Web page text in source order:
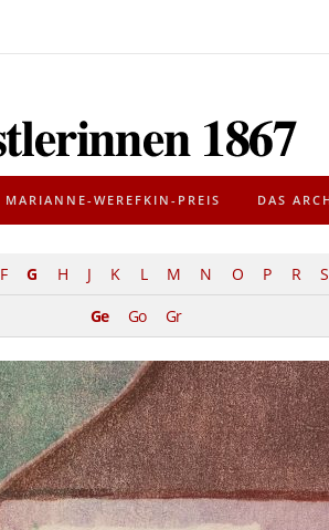
MARIANNE-WEREFKIN-PREIS DAS
F G H J K L M N O P R S
Ge
Go Gr